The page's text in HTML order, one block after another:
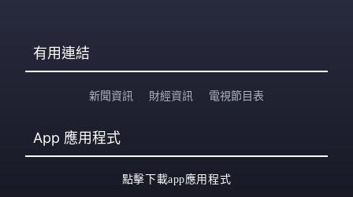
有用連結
新聞資訊 財經資訊 電視節目表
App 應用程式
點擊下載app應用程式